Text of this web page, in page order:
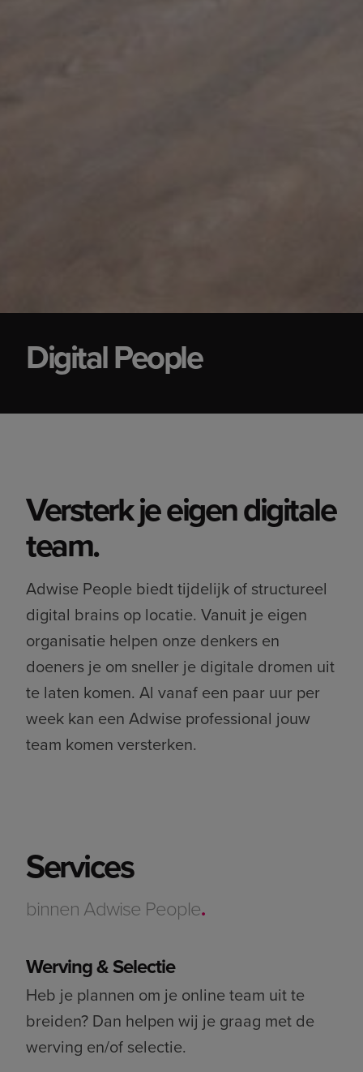
Digital People
Versterk je eigen digitale
team.
Adwise People biedt tijdelijk of structureel
digital brains op locatie. Vanuit je eigen
organisatie helpen onze denkers en
doeners je om sneller je digitale dromen uit
te laten komen. Al vanaf een paar uur per
week kan een Adwise professional jouw
team komen versterken.
Services
binnen Adwise People.
Werving & Selectie
Heb je plannen om je online team uit te
breiden? Dan helpen wij je graag met de
werving en/of selectie.